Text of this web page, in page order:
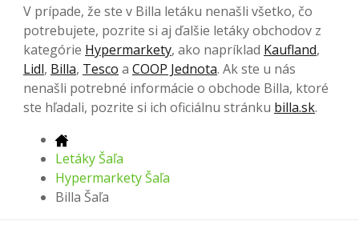
V prípade, že ste v Billa letáku nenašli všetko, čo
potrebujete, pozrite si aj ďalšie letáky obchodov z
kategórie Hypermarkety, ako napríklad Kaufland,
Lidl, Billa, Tesco a COOP Jednota. Ak ste u nás
nenašli potrebné informácie o obchode Billa, ktoré
ste hľadali, pozrite si ich oficiálnu stránku billa.sk.
Letáky Šaľa
Hypermarkety Šaľa
Billa Šaľa